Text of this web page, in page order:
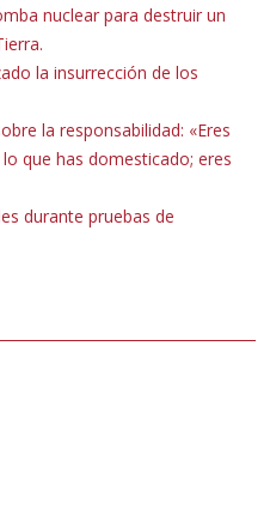
nuclear para destruir un
la insurrección de los
la responsabilidad: «Eres
que has domesticado; eres
durante pruebas de